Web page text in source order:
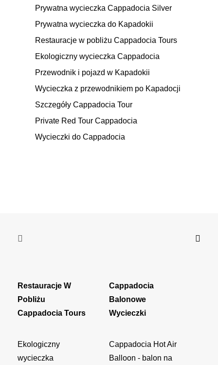
Prywatna wycieczka Cappadocia Silver
Prywatna wycieczka do Kapadokii
Restauracje w pobliżu Cappadocia Tours
Ekologiczny wycieczka Cappadocia
Przewodnik i pojazd w Kapadokii
Wycieczka z przewodnikiem po Kapadocji
Szczegóły Cappadocia Tour
Private Red Tour Cappadocia
Wycieczki do Cappadocia
Restauracje W
Pobliżu
Cappadocia Tours
Ekologiczny
wycieczka
Cappadocia
Balonowe
Wycieczki
Cappadocia Hot Air
Balloon - balon na